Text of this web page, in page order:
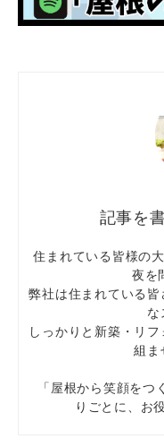
住まれている皆様の
夜を
弊社は住まれている
な
しっかりと新築・リ
組ま
「屋根から笑顔をつ
りごとに、お